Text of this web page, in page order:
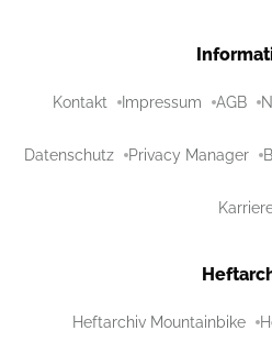
Kontakt Impressum AGB
Datenschutz Privacy Manager
Heftarchiv Mountainbike